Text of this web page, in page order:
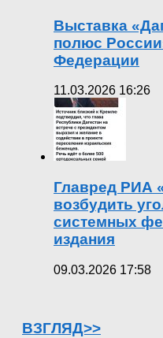
Выставка
полюс
Федерации
11.03.2026 16:26
Главред РИА
возбудить
системных
издания
09.03.2026 17:58
ВЗГЛЯД>>